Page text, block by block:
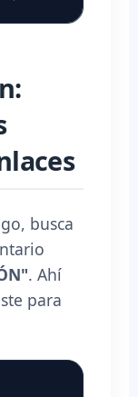
busca
. Ahí
para